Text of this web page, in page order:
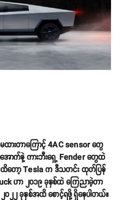
ားတာကြောင့် 4AC sensor တွေ
ာက်နဲ့ ကားဘီးရှေ့ Fender တွေထဲ
ထိတော့ Tesla က ဒီသတင်း ထုတ်ပြန်
ဟာ ၂၀၁၉ ခုနှစ်ထဲ ကြေညာခဲ့တာ
၀၂၂ ခုနှစ်အထိ စောင့်ရဖို့ ရှိနေပါတယ်။